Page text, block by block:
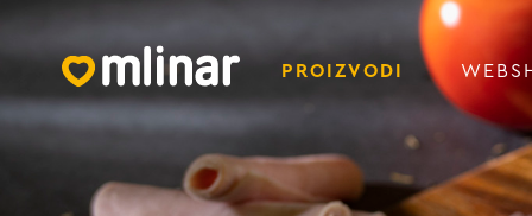
PROIZVODI